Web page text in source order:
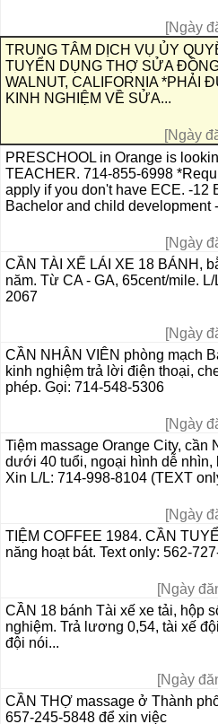
[Ngày
TRUNG TÂM DỊCH VỤ ỦY
TUYỂN DỤNG THỢ SỬA
WALNUT, CALIFORNIA *PHẢI
KINH NGHIỆM VỀ SỬA...
[Ngày
PRESCHOOL in Orange is
TEACHER. 714-855-6998
apply if you don't have ECE. -12
Bachelor and child development
[Ngày
CẦN TÀI XẾ LÁI XE 18 BÁNH,
năm. Từ CA - GA, 65cent/mile.
2067
[Ngày
CẦN NHÂN VIÊN phòng mạch
kinh nghiệm trả lời điện thoại,
phép. Gọi: 714-548-5306
[Ngày
Tiệm massage Orange City, cần
dưới 40 tuổi, ngoại hình dễ nhìn,
Xin L/L: 714-998-8104 (TEXT
[Ngày
TIỆM COFFEE 1984. CẦN
năng hoạt bát. Text only: 562-
[Ngày
CẦN 18 bánh Tài xế xe tải, hộp
nghiệm. Trả lương 0,54, tài xế
đội nói...
[Ngày
CẦN THỢ massage ở Thành
657-245-5848 để xin việc